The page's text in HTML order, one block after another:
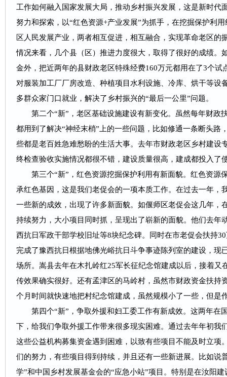
工作如何融入国家发展大局，推动乡村振兴发展，这是新时代
努力和探索，以“红色资源+产业发展”为抓手，在挖掘保护利
区人民发展产业，两者相互促进，相互融合，实现革命老区的
情况来看，几个县（区）推进力度很大，取得了很好的成绩。
金外，把近两年的县财政老区特殊经费160万元都用在了3个试
对服装加工厂厂房改造、种植项目水利设施、冷库、烘干等设
多群众家门口就业，解决了乡村振兴的“最后一公里”问题。
第二个“新”，老区基础设施建设有新变化。 虽然每年财政
都用到了解决“神经末梢”上的一些问题，比如修通一条断头路
些都是老百姓急难愁盼的生活大事。去年市财政老区乡村建设
终检查验收实施情况都很不错，建设质量很高，建成都投入了
第三个“新”，红色资源挖掘保护利用有新面貌。 红色资源
承红色基因，这是我们老促会的一项本质工作。在过去一年，
一些新的成效，出现了许多新面貌。如偃师区老促会这几年，
持续努力，大小项目同时抓，呈现出了崭新的面貌。他们去年
西抗日军政干部学校旧址等8块纪念碑。同时在市老促会扶持
完成了豫西抗日根据地佛光峪抗日斗争事迹陈列室的建设，现
场所。嵩县去年在木扎岭红25军长征纪念馆建成以后，接着又
传效果确实很好。还有孟津区的马岭村，虽然市财政资金扶持
个月时间就快速地把村纪念馆建成，虽然规模小了一些，但是
第四个“新”，争取外援和妇工委工作有新成效。 这两年在
下，给我们争取外援工作带来很多现实困难。通过去年年初我
这些公益机构募集资金遇到困难，以致有些项目不能及时立项
们的努力，有些项目得到持续，并且还有一些新进展。比如说
学”和中国乡村发展基金会的“应急小站”项目。特别是在汝阳